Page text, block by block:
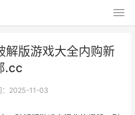
解版游戏大全内购新
.cc
：2025-11-03